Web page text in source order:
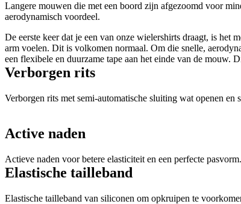
Langere mouwen die met een boord zijn afgezoomd voor
aerodynamisch voordeel.
De eerste keer dat je een van onze wielershirts draagt, is het
arm voelen. Dit is volkomen normaal. Om die snelle,
een flexibele en duurzame tape aan het einde van de mouw.
Verborgen rits
Verborgen rits met semi-automatische sluiting wat openen en
Active naden
Actieve naden voor betere elasticiteit en een perfecte pasvorm.
Elastische tailleband
Elastische tailleband van siliconen om opkruipen te